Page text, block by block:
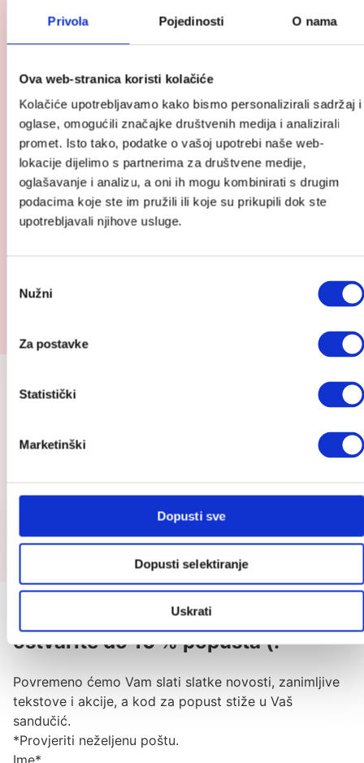
Privola Pojedinosti O nama
Ova web-stranica koristi kolačiće
Kolačiće upotrebljavamo kako bismo personalizirali sadržaj i
oglase, omogućili značajke društvenih medija i analizirali
promet. Isto tako, podatke o vašoj upotrebi naše web-
lokacije dijelimo s partnerima za društvene medije,
oglašavanje i analizu, a oni ih mogu kombinirati s drugim
podacima koje ste im pružili ili koje su prikupili dok ste
upotrebljavali njihove usluge.
pristanka
Nužni
Za postavke
Statistički
Marketinški
Dopusti sve
Dopusti selektiranje
Uskrati
grudnjak
za
Carri-
gelom
Carriwell grudnjak za dojenje s Carri-gelom
39.68€ – 44.99
Prijavite se na Cutie newsletter i
ostvarite do 10 % popusta (:
Povremeno ćemo Vam slati slatke novosti, zanimljive
tekstove i akcije, a kod za popust stiže u Vaš
sandučić.
*Provjeriti neželjenu poštu.